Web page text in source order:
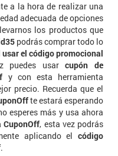
a la hora de realizar una
adecuada de opciones
los productos que
podrás comprar todo lo
el código promocional
puedes usarcupón de
y con esta herramienta
precio. Recuerda que el
te estará esperando
esperes más y usa ahora
CuponOff, esta vez podrás
aplicando el código
.